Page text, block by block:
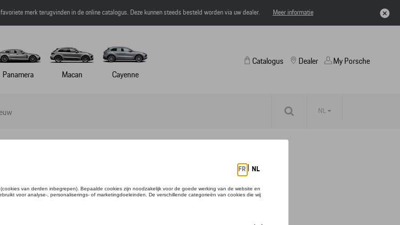
merk terugvinden in de online catalogus. Deze kunnen steeds besteld worden via uw dealer. Meer informatie
Panamera Macan Cayenne
Catalogus Dealer My Porsche
NL
RACING - 3XL